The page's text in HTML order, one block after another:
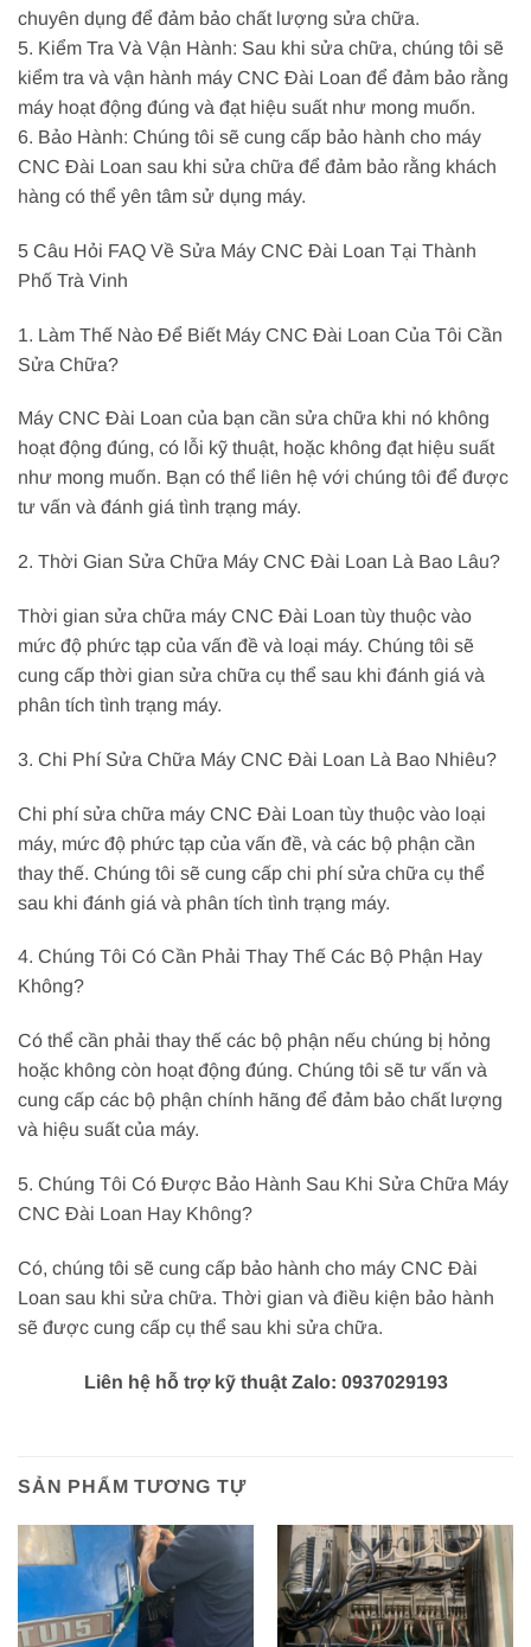
chuyên dụng để đảm bảo chất lượng sửa chữa.
5. Kiểm Tra Và Vận Hành: Sau khi sửa chữa, chúng tôi sẽ
kiểm tra và vận hành máy CNC Đài Loan để đảm bảo rằng
máy hoạt động đúng và đạt hiệu suất như mong muốn.
6. Bảo Hành: Chúng tôi sẽ cung cấp bảo hành cho máy
CNC Đài Loan sau khi sửa chữa để đảm bảo rằng khách
hàng có thể yên tâm sử dụng máy.
5 Câu Hỏi FAQ Về Sửa Máy CNC Đài Loan Tại Thành
Phố Trà Vinh
1. Làm Thế Nào Để Biết Máy CNC Đài Loan Của Tôi Cần
Sửa Chữa?
Máy CNC Đài Loan của bạn cần sửa chữa khi nó không
hoạt động đúng, có lỗi kỹ thuật, hoặc không đạt hiệu suất
như mong muốn. Bạn có thể liên hệ với chúng tôi để được
tư vấn và đánh giá tình trạng máy.
2. Thời Gian Sửa Chữa Máy CNC Đài Loan Là Bao Lâu?
Thời gian sửa chữa máy CNC Đài Loan tùy thuộc vào
mức độ phức tạp của vấn đề và loại máy. Chúng tôi sẽ
cung cấp thời gian sửa chữa cụ thể sau khi đánh giá và
phân tích tình trạng máy.
3. Chi Phí Sửa Chữa Máy CNC Đài Loan Là Bao Nhiêu?
Chi phí sửa chữa máy CNC Đài Loan tùy thuộc vào loại
máy, mức độ phức tạp của vấn đề, và các bộ phận cần
thay thế. Chúng tôi sẽ cung cấp chi phí sửa chữa cụ thể
sau khi đánh giá và phân tích tình trạng máy.
4. Chúng Tôi Có Cần Phải Thay Thế Các Bộ Phận Hay
Không?
Có thể cần phải thay thế các bộ phận nếu chúng bị hỏng
hoặc không còn hoạt động đúng. Chúng tôi sẽ tư vấn và
cung cấp các bộ phận chính hãng để đảm bảo chất lượng
và hiệu suất của máy.
5. Chúng Tôi Có Được Bảo Hành Sau Khi Sửa Chữa Máy
CNC Đài Loan Hay Không?
Có, chúng tôi sẽ cung cấp bảo hành cho máy CNC Đài
Loan sau khi sửa chữa. Thời gian và điều kiện bảo hành
sẽ được cung cấp cụ thể sau khi sửa chữa.
Liên hệ hỗ trợ kỹ thuật Zalo: 0937029193
SẢN PHẨM TƯƠNG TỰ